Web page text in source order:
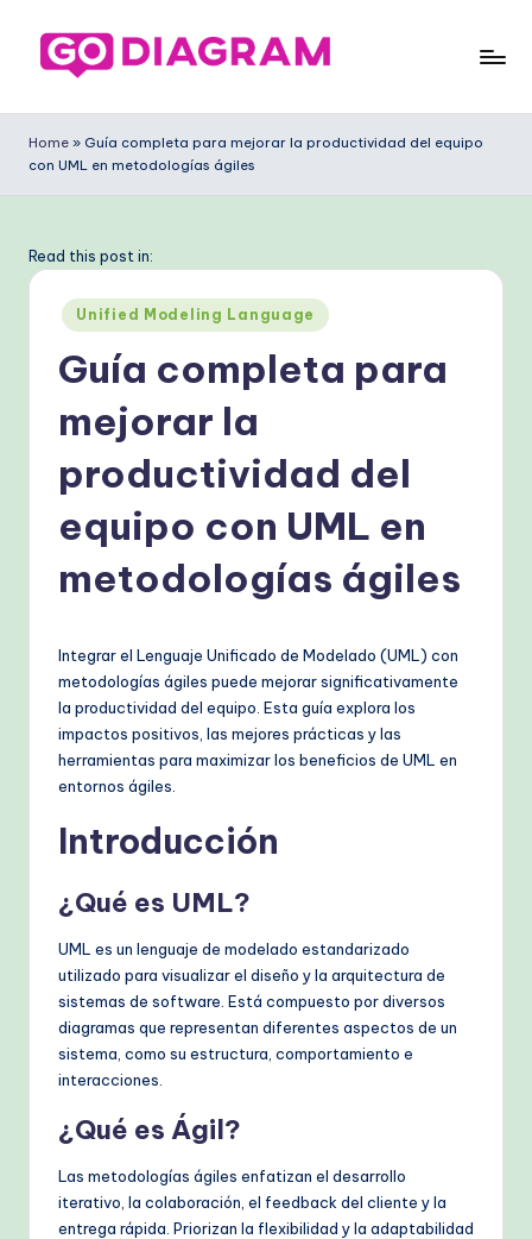
Saltar
o
D
g
ra
ni
P
o
W
o
o
w
Home » Guía completa para mejorar la productividad del equipo
con UML en metodologías ágiles
Read this post in:
Publicado
en
Unified Modeling Language
Guía completa para
mejorar la
productividad del
equipo con UML en
metodologías ágiles
Integrar el Lenguaje Unificado de Modelado (UML) con
metodologías ágiles puede mejorar significativamente
la productividad del equipo. Esta guía explora los
impactos positivos, las mejores prácticas y las
herramientas para maximizar los beneficios de UML en
entornos ágiles.
Introducción
¿Qué es UML?
UML es un lenguaje de modelado estandarizado
utilizado para visualizar el diseño y la arquitectura de
sistemas de software. Está compuesto por diversos
diagramas que representan diferentes aspectos de un
sistema, como su estructura, comportamiento e
interacciones.
¿Qué es Ágil?
Las metodologías ágiles enfatizan el desarrollo
iterativo, la colaboración, el feedback del cliente y la
entrega rápida. Priorizan la flexibilidad y la adaptabilidad